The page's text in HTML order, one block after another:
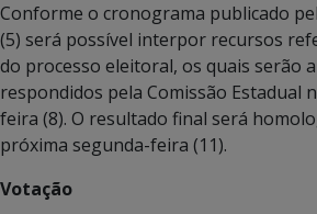
Conforme o cronograma publicado
(5) será possível interpor recursos
do processo eleitoral, os quais serão
respondidos pela Comissão Estadual
feira (8). O resultado final será
próxima segunda-feira (11).
Votação